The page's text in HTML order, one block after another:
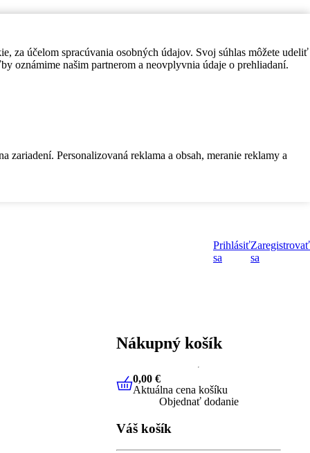
za účelom spracúvania osobných údajov. Svoj súhlas môžete udeliť
oznámime našim partnerom a neovplyvnia údaje o prehliadaní.
Personalizovaná reklama a obsah, meranie reklamy a
Prihlásiť
sa
Zaregistrovať
sa
Nákupný košík
0,00 €Aktuálna cena košíku
0,00 €
Aktuálna cena košíku
Objednať dodanie
Váš košík